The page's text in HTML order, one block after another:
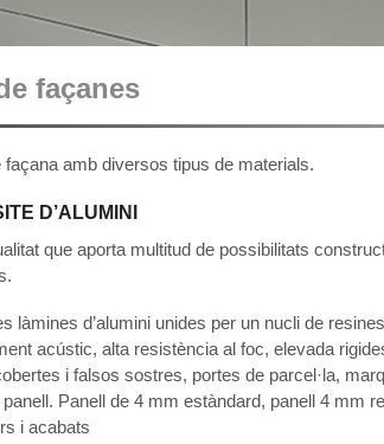
façanes
amb diversos tipus de materials.
D’ALUMINI
que aporta multitud de possibilitats
làmines d’alumini unides per un nucli de
acústic, alta resistència al foc, elevada
i falsos sostres, portes de parcel·la,
Panell de 4 mm estàndard, panell 4 mm
i acabats